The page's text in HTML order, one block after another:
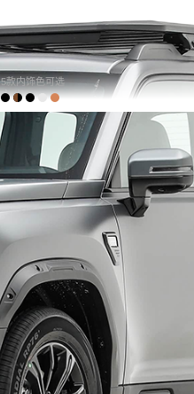
5款内饰色可选
车主口碑